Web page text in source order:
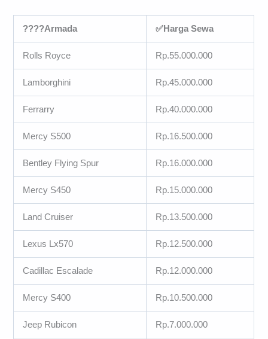
????Armada ✅Harga Sewa
Rolls Royce Rp.55.000.000
Lamborghini Rp.45.000.000
Ferrarry Rp.40.000.000
Mercy S500 Rp.16.500.000
Bentley Flying Spur Rp.16.000.000
Mercy S450 Rp.15.000.000
Land Cruiser Rp.13.500.000
Lexus Lx570 Rp.12.500.000
Cadillac Escalade Rp.12.000.000
Mercy S400 Rp.10.500.000
Jeep Rubicon Rp.7.000.000